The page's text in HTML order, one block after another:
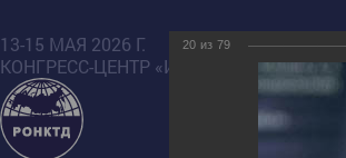
13-15 МАЯ 2026 Г.
КОНГРЕСС-ЦЕНТР «ИЗМАЙЛОВО БЕТА»
20 из 79